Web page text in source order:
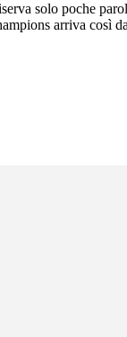
solo poche
arriva così